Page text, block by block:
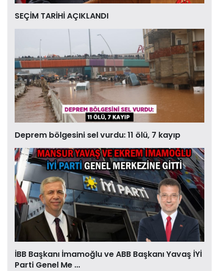
SEÇİM TARİHİ AÇIKLANDI
Deprem bölgesini sel vurdu: 11 ölü, 7 kayıp
İBB Başkanı İmamoğlu ve ABB Başkanı Yavaş İYİ
Parti Genel Me ...